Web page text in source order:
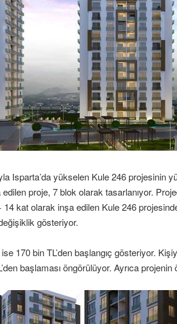
Isparta’da yükselen Kule 246 projesinin
proje, 7 blok olarak tasarlanıyor.
kat olarak inşa edilen Kule 246
gösteriyor.
170 bin TL’den başlangıç gösteriyor.
başlaması öngörülüyor. Ayrıca